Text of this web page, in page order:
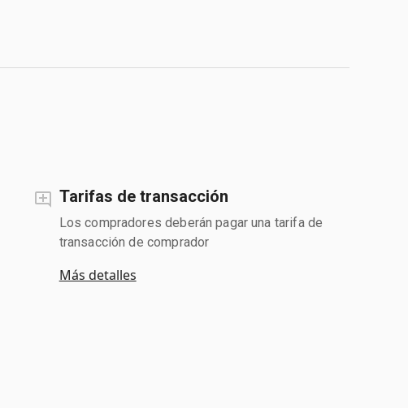
Tarifas de transacción
Los compradores deberán pagar una tarifa de
transacción de comprador
Más detalles